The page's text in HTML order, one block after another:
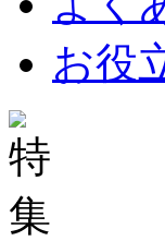
お役